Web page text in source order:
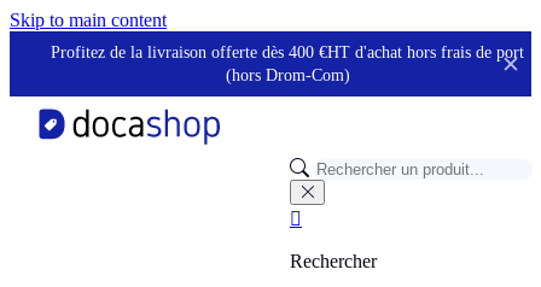
Skip to main content
Profitez de la livraison offerte dès 400 €HT d'achat hors frais de port
(hors Drom-Com)
✕

Rechercher
Panneau de gestion des cookies